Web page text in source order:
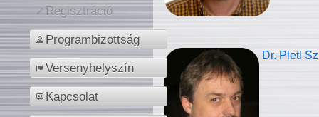
Regisztráció
Programbizottság
Versenyhelyszín
Kapcsolat
Dr. Pletl